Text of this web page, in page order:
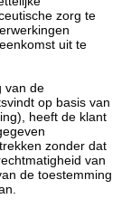
zorg te
uit te
van de
op basis van
heeft de klant
zonder dat
van
de toestemming